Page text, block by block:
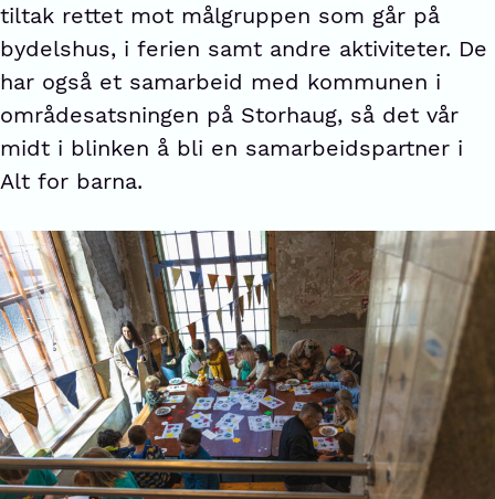
tiltak rettet mot målgruppen som går på
bydelshus, i ferien samt andre aktiviteter. De
har også et samarbeid med kommunen i
områdesatsningen på Storhaug, så det vår
midt i blinken å bli en samarbeidspartner i
Alt for barna.